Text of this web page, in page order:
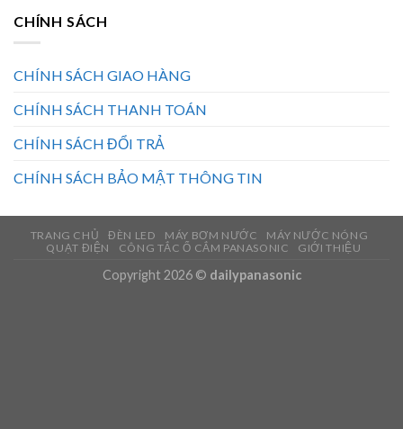
CHÍNH SÁCH
CHÍNH SÁCH GIAO HÀNG
CHÍNH SÁCH THANH TOÁN
CHÍNH SÁCH ĐỔI TRẢ
CHÍNH SÁCH BẢO MẬT THÔNG TIN
TRANG CHỦ ĐÈN LED MÁY BƠM NƯỚC
MÁY NƯỚC NÓNG
QUẠT ĐIỆN
CÔNG TẮC Ổ CẮM PANASONIC GIỚI THIỆU
Copyright 2026 © dailypanasonic